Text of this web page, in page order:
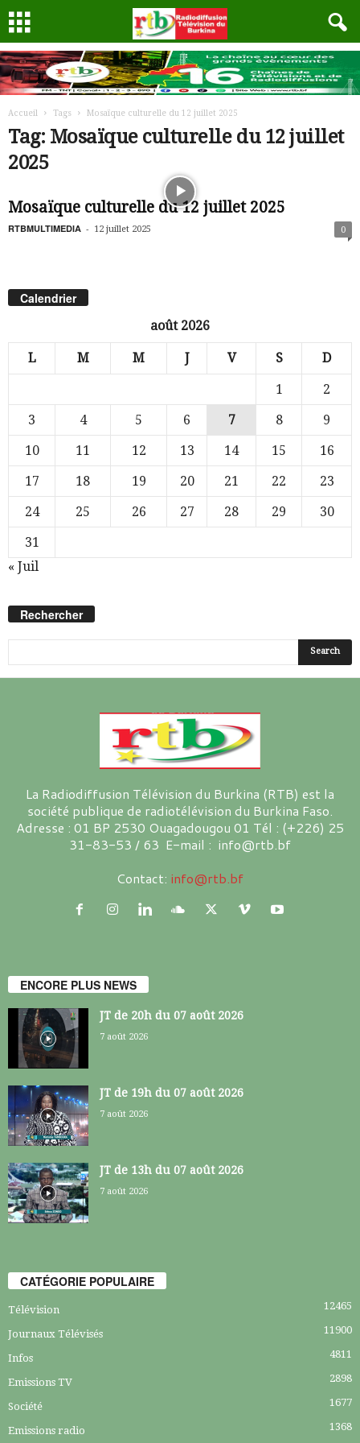
Accueil Tags Mosaïque culturelle du 12 juillet 2025
Tag: Mosaïque culturelle du 12 juillet
2025
Mosaïque culturelle du 12 juillet 2025
RTBMULTIMEDIA - 12 juillet 2025 0
Calendrier
août 2026
L M M J V S D
1
2
3
4 5 6 7 8
9
10
11 12 13 14 15
16
17
18 19 20 21 22
23
24
25 26 27 28 29
30
31
« Juil
Rechercher
La Radiodiffusion Télévision du Burkina (RTB) est la
société publique de radiotélévision du Burkina Faso.
Adresse : 01 BP 2530 Ouagadougou 01 Tél : (+226) 25
31-83-53 / 63 E-mail : info@rtb.bf
Contact: info@rtb.bf
ENCORE PLUS NEWS
JT de 20h du 07 août 2026
7 août 2026
JT de 19h du 07 août 2026
7 août 2026
JT de 13h du 07 août 2026
7 août 2026
CATÉGORIE POPULAIRE
Télévision 12465
Journaux Télévisés 11900
Infos 4811
Emissions TV 2898
Société 1677
Emissions radio 1368